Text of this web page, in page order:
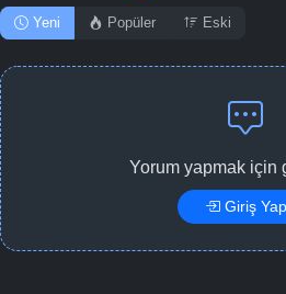
Yeni Popüler Eski
Yorum yapmak için
Giriş Yap